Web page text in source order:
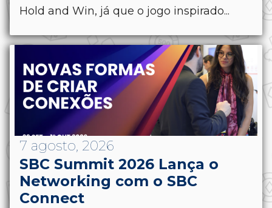
Hold and Win, já que o jogo inspirado...
7 agosto, 2026
SBC Summit 2026 Lança o
Networking com o SBC
Connect